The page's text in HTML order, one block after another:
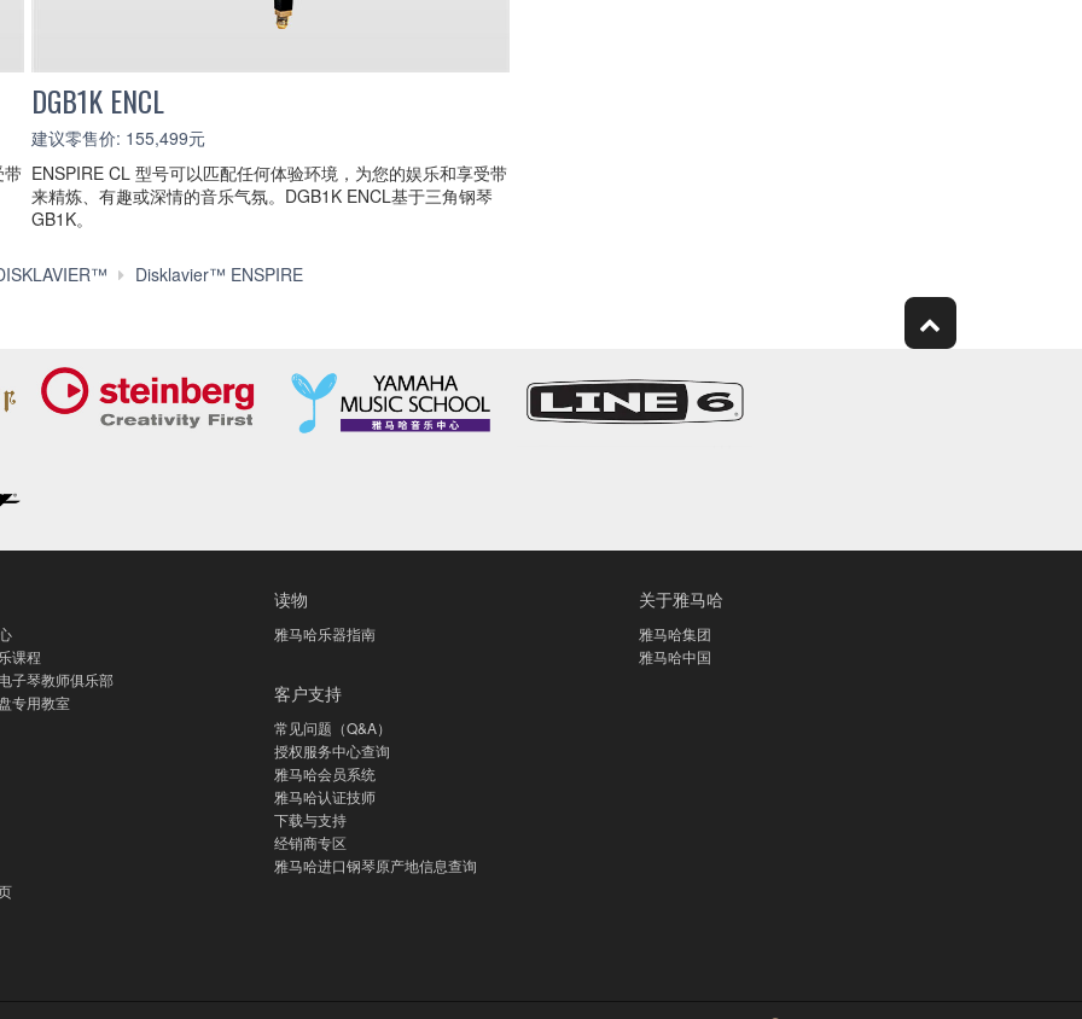
带
DGB1K ENCL
建议零售价: 155,499元
ENSPIRE CL 型号可以匹配任何体验环境，为您的娱乐和享受带
来精炼、有趣或深情的音乐气氛。DGB1K ENCL基于三角钢琴
GB1K。
Disklavier™ ENSPIRE
课程
子琴教师俱乐部
专用教室
读物
雅马哈乐器指南
客户支持
常见问题（Q&A）
授权服务中心查询
雅马哈会员系统
雅马哈认证技师
下载与支持
经销商专区
雅马哈进口钢琴原产地信息查询
关于雅马哈
雅马哈集团
雅马哈中国